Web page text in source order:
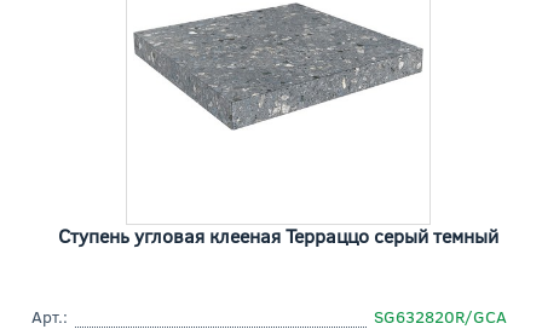
Ступень угловая клееная Терраццо серый темный
Арт.:
SG632820R/GCA